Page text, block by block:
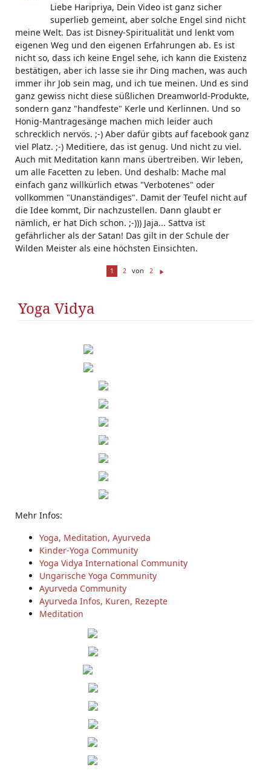
Liebe Haripriya, Dein Video ist ganz sicher
superlieb gemeint, aber solche Engel sind nicht
meine Welt. Das ist Disney-Spiritualität und lenkt vom
eigenen Weg und den eigenen Erfahrungen ab. Es ist
nicht so, dass ich keine Engel sehe, ich kann die Existenz
bestätigen, aber ich lasse sie ihr Ding machen, was auch
immer ihr Job sein mag, und ich tue meinen. Und es sind
ganz gewiss nicht diese süßlichen Dreamworld-Produkte,
sondern ganz "handfeste" Kerle und Kerlinnen. Und so
Honig-Mantragesänge machen mich leider auch
schrecklich nervös. ;-) Aber dafür gibts auf facebook ganz
viel Platz. ;-) Meditiere, das ist genug. Und nicht zu viel.
Auch mit Meditation kann mans übertreiben. Wir leben,
um alle Facetten zu leben. Und deshalb: Mache mal
einfach ganz willkürlich etwas "Verbotenes" oder
vollkommen "Unanständiges". Damit der Teufel nicht auf
die Idee kommt, Dir nachzustellen. Dann glaubt er
nämlich, er hat Dich schon. ;-))) Jaja... Sattva ist
gefährlicher als der Satan! Das gilt in der Schule der
Wilden Meister als eine höchsten Einsichten.
1 2 von 2
Yoga Vidya
Mehr Infos:
Yoga, Meditation, Ayurveda
Kinder-Yoga Community
Yoga Vidya International Community
Ungarische Yoga Community
Ayurveda Community
Ayurveda Infos, Kuren, Rezepte
Meditation